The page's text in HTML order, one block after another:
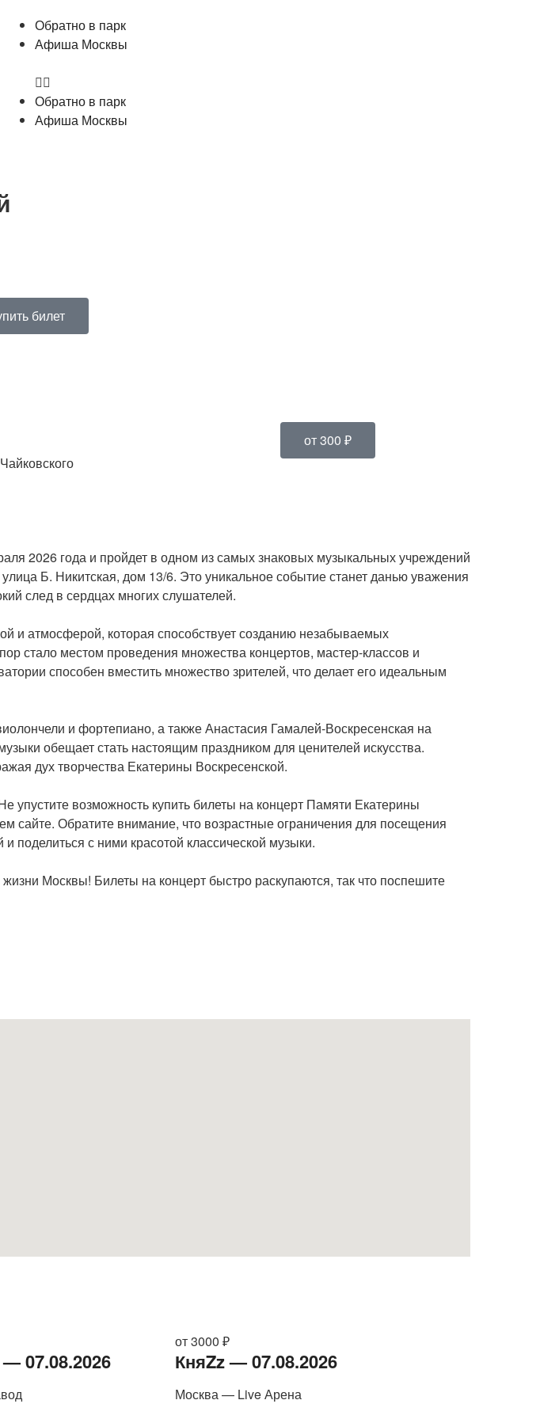
Обратно в парк
Афиша Москвы
Обратно в парк
Афиша Москвы
билет
от 300 ₽
2026 года и пройдет в одном из самых знаковых музыкальных учреждений
Б. Никитская, дом 13/6. Это уникальное событие станет данью уважения
след в сердцах многих слушателей.
и атмосферой, которая способствует созданию незабываемых
стало местом проведения множества концертов, мастер-классов и
способен вместить множество зрителей, что делает его идеальным
и фортепиано, а также Анастасия Гамалей-Воскресенская на
обещает стать настоящим праздником для ценителей искусства.
дух творчества Екатерины Воскресенской.
упустите возможность купить билеты на концерт Памяти Екатерины
сайте. Обратите внимание, что возрастные ограничения для посещения
поделиться с ними красотой классической музыки.
Москвы! Билеты на концерт быстро раскупаются, так что поспешите
07.08.2026
от 3000 ₽
КняZz — 07.08.2026
Москва — Live Арена